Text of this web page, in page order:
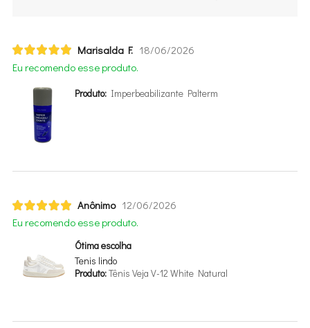
Marisalda F. 18/06/2026
Eu recomendo esse produto.
Produto:Imperbeabilizante Palterm
Anônimo 12/06/2026
Eu recomendo esse produto.
Ótima escolha
Tenis lindo
Produto:Tênis Veja V-12 White Natural